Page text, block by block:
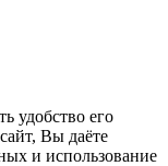
удобство его
Вы даёте
и использование